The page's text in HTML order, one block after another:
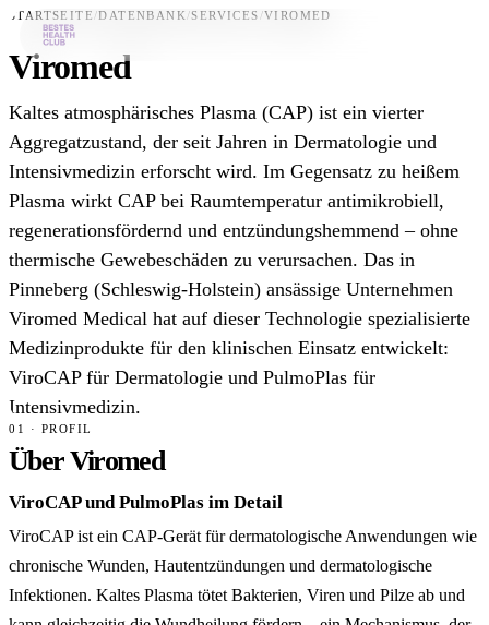
Datenbank
News
Für Unternehmen
Jetzt downloaden
STARTSEITE /DATENBANK /SERVICES /VIROMED
Viromed
Kaltes atmosphärisches Plasma (CAP) ist ein vierter
Aggregatzustand, der seit Jahren in Dermatologie und
Intensivmedizin erforscht wird. Im Gegensatz zu heißem
Plasma wirkt CAP bei Raumtemperatur antimikrobiell,
regenerationsfördernd und entzündungshemmend – ohne
thermische Gewebeschäden zu verursachen. Das in
Pinneberg (Schleswig-Holstein) ansässige Unternehmen
Viromed Medical hat auf dieser Technologie spezialisierte
Medizinprodukte für den klinischen Einsatz entwickelt:
ViroCAP für Dermatologie und PulmoPlas für
Intensivmedizin.
01 · PROFIL
Über Viromed
ViroCAP und PulmoPlas im Detail
ViroCAP ist ein CAP-Gerät für dermatologische Anwendungen wie
chronische Wunden, Hautentzündungen und dermatologische
Infektionen. Kaltes Plasma tötet Bakterien, Viren und Pilze ab und